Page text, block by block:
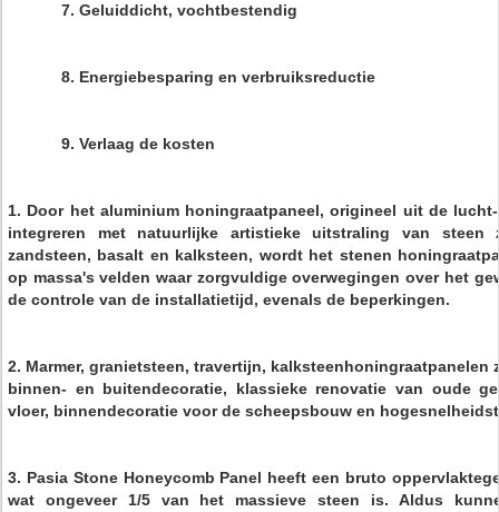
7. Geluiddicht, vochtbestendig
8. Energiebesparing en verbruiksreductie
9. Verlaag de kosten
1. Door het aluminium honingraatpaneel, origineel uit de
integreren met natuurlijke artistieke uitstraling van steen
zandsteen, basalt en kalksteen, wordt het stenen
op massa's velden waar zorgvuldige overwegingen over het
de controle van de installatietijd, evenals de beperkingen.
2. Marmer, granietsteen, travertijn,
binnen- en buitendecoratie, klassieke renovatie van oude
vloer, binnendecoratie voor de scheepsbouw en
3. Pasia Stone Honeycomb Panel heeft een bruto
wat ongeveer 1/5 van het massieve steen is. Aldus